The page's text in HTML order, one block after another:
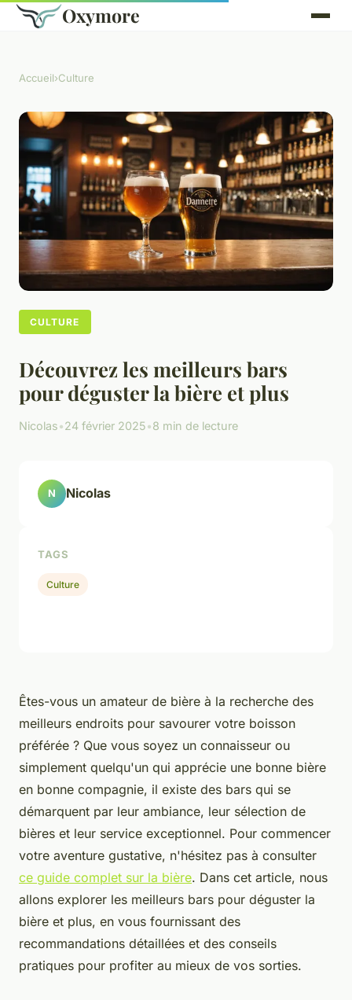
Oxymore
Accueil›Culture
CULTURE
Découvrez les meilleurs bars
pour déguster la bière et plus
Nicolas•24 février 2025•8 min de lecture
Êtes-vous un amateur de bière à la recherche des
meilleurs endroits pour savourer votre boisson
préférée ? Que vous soyez un connaisseur ou
simplement quelqu'un qui apprécie une bonne bière
en bonne compagnie, il existe des bars qui se
démarquent par leur ambiance, leur sélection de
bières et leur service exceptionnel. Pour commencer
votre aventure gustative, n'hésitez pas à consulter
ce guide complet sur la bière. Dans cet article, nous
allons explorer les meilleurs bars pour déguster la
bière et plus, en vous fournissant des
recommandations détaillées et des conseils
pratiques pour profiter au mieux de vos sorties.
N Nicolas
TAGS
Culture